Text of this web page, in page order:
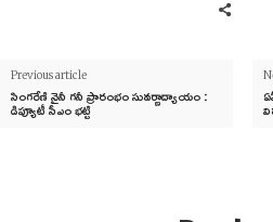
Previous article
సింగరేణి నైనీ గనీ ప్రారంభం సువర్ణాద్యాయం :
డిప్యూటీ సీఎం భట్టి